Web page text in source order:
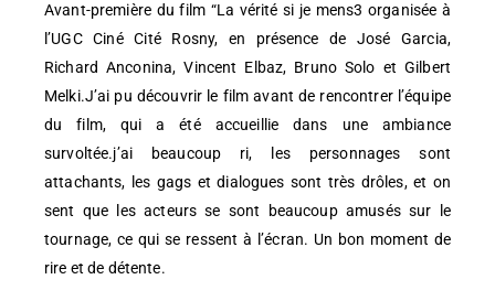
Avant-première du film “La vérité si je mens3 organisée à
l’UGC Ciné Cité Rosny, en présence de José Garcia,
Richard Anconina, Vincent Elbaz, Bruno Solo et Gilbert
Melki.J’ai pu découvrir le film avant de rencontrer l’équipe
du film, qui a été accueillie dans une ambiance
survoltée.j’ai beaucoup ri, les personnages sont
attachants, les gags et dialogues sont très drôles, et on
sent que les acteurs se sont beaucoup amusés sur le
tournage, ce qui se ressent à l’écran. Un bon moment de
rire et de détente.